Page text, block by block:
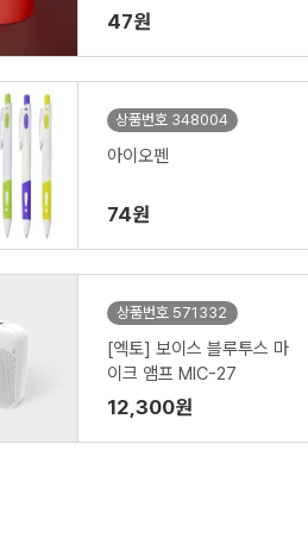
스)
47원
상품번호 348004
아이오펜
74원
상품번호 571332
[엑토] 보이스 블루투스 마
이크 앰프 MIC-27
12,300원